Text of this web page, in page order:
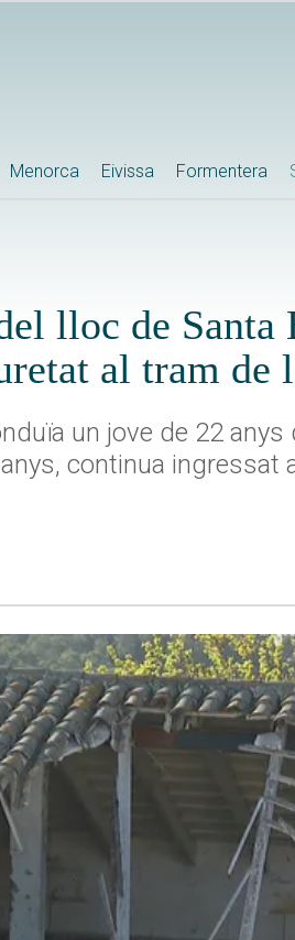
Menorca Eivissa Formentera
lloc de Santa
al tram de
un jove de 22
continua ingressat